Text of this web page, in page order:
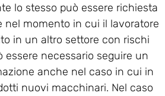
lo stesso può essere richiesta
nel momento in cui il lavoratore
in un altro settore con rischi
essere necessario seguire un
anche nel caso in cui in
nuovi macchinari. Nel caso